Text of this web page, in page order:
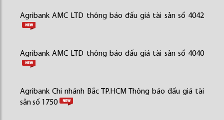
Agribank AMC LTD thông báo đấu giá tài sản số 4042
Agribank AMC LTD thông báo đấu giá tài sản số 4040
Agribank Chi nhánh Bắc TP.HCM Thông báo đấu giá tài
sản số 1750